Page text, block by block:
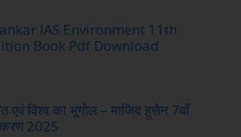
IAS Environment 11th
Book Pdf Download
एवं विश्व का भूगोल – माजिद हुसैन 7वाँ
2025